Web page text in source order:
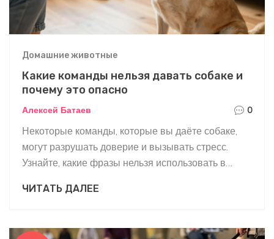
Домашние животные
Какие команды нельзя давать собаке и
почему это опасно
Алексей Батаев 0
Некоторые команды, которые вы даёте собаке,
могут разрушать доверие и вызывать стресс.
Узнайте, какие фразы нельзя использовать в
команды.
ЧИТАТЬ ДАЛЕЕ